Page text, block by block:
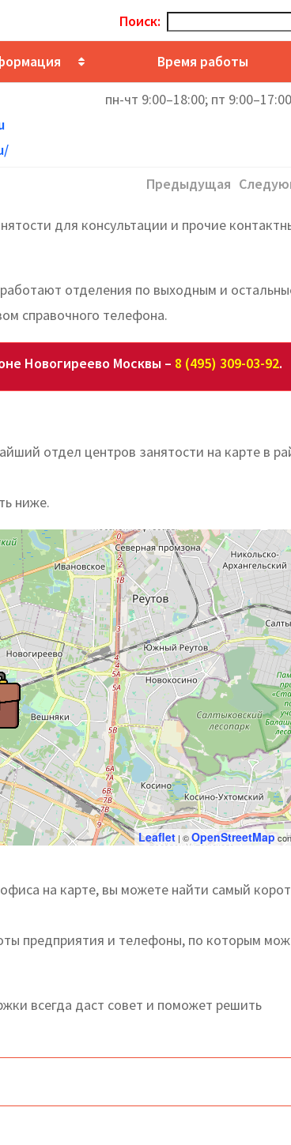
Поиск:
Время работы
пн-чт 9:00–18:00; пт 9:00–17:00
Предыдущая
для консультации и прочие
отделения по выходным и
справочного телефона.
Новогиреево Москвы – 8 (495) 309-03-92.
отдел центров занятости на карте в
ниже.
Leaflet | ©OpenStreetMap
на карте, вы можете найти самый
предприятия и телефоны, по которым
всегда даст совет и поможет решить